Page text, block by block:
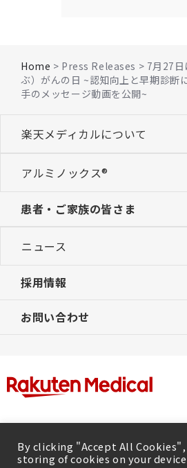
Home > Press Releases > 7月27
ぶ）がんの日 ~認知向上と早期診断
手のメッセージ動画を公開~
楽天メディカルについて
アルミノックス®
患者・ご家族の皆さま
ニュース
採用情報
お問い合わせ
By clicking "Accept All
storing of cookies on your